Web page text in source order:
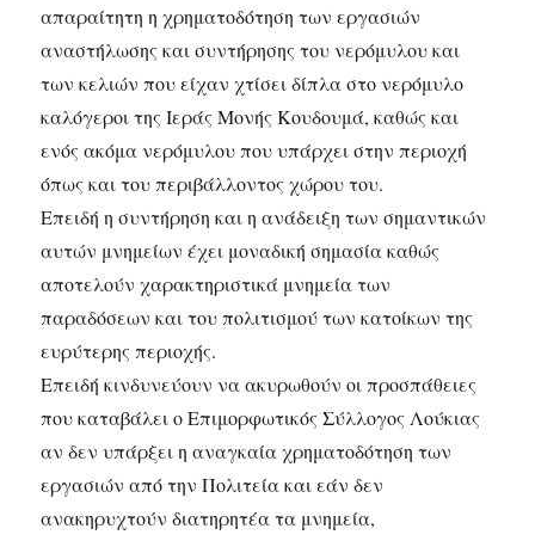
απαραίτητη η χρηματοδότηση των εργασιών
αναστήλωσης και συντήρησης του νερόμυλου και
των κελιών που είχαν χτίσει δίπλα στο νερόμυλο
καλόγεροι της Ιεράς Μονής Κουδουμά, καθώς και
ενός ακόμα νερόμυλου που υπάρχει στην περιοχή
όπως και του περιβάλλοντος χώρου του.
Επειδή η συντήρηση και η ανάδειξη των σημαντικών
αυτών μνημείων έχει μοναδική σημασία καθώς
αποτελούν χαρακτηριστικά μνημεία των
παραδόσεων και του πολιτισμού των κατοίκων της
ευρύτερης περιοχής.
Επειδή κινδυνεύουν να ακυρωθούν οι προσπάθειες
που καταβάλει ο Επιμορφωτικός Σύλλογος Λούκιας
αν δεν υπάρξει η αναγκαία χρηματοδότηση των
εργασιών από την Πολιτεία και εάν δεν
ανακηρυχτούν διατηρητέα τα μνημεία,